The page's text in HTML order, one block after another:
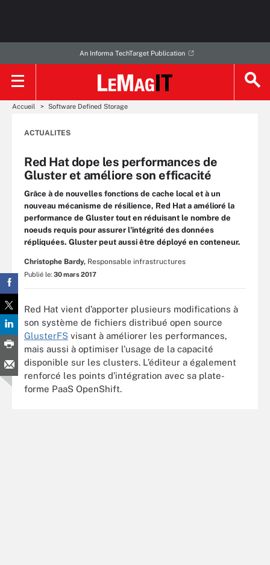
An Informa TechTarget Publication
Accueil Software Defined Storage
ACTUALITES
Red Hat dope les performances de
Gluster et améliore son efficacité
Grâce à de nouvelles fonctions de cache local et à un
nouveau mécanisme de résilience, Red Hat a amélioré la
performance de Gluster tout en réduisant le nombre de
noeuds requis pour assurer l'intégrité des données
répliquées. Gluster peut aussi être déployé en conteneur.
Christophe Bardy, Responsable infrastructures
Publié le: 30 mars 2017
Red Hat vient d’apporter plusieurs modifications à
son système de fichiers distribué open source
GlusterFS visant à améliorer les performances,
mais aussi à optimiser l’usage de la capacité
disponible sur les clusters. L’éditeur a également
renforcé les points d’intégration avec sa plate-
forme PaaS OpenShift.